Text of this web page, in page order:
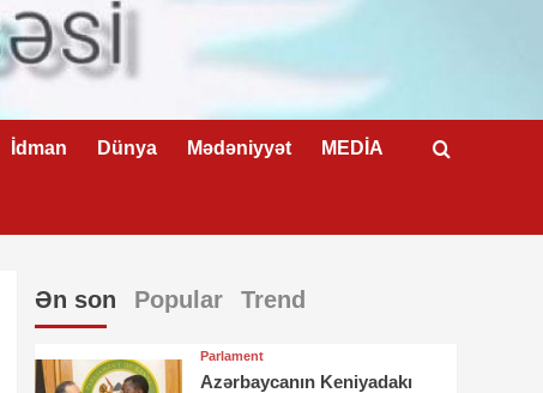
İdman Dünya Mədəniyyət MEDİA
Ən son Popular Trend
Parlament
Azərbaycanın Keniyadakı